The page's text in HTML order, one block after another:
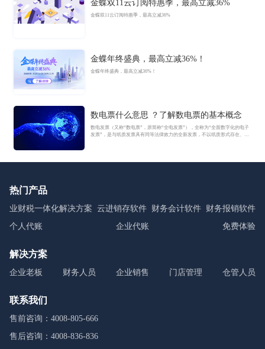
金蝶双11云订阅特惠季，最高立减36%
金蝶双11云订阅特惠季，最高立减36%
金蝶年终盛典，最高立减36%！
金蝶年终盛典，最高立减36%！
数电票什么意思 ？了解数电票的基本概念
数电发票（又称“数电票”，原简称“全电发票”），全称为“全面数字化的电子
发票”，是与纸质发票具有同等法律效力的全新发票，不以纸质形式存在、不
热门产品
业财税一体化解决方案 云进销存软件 财务会计软件 财务报销软件
个人代账
企业代账 免费体验
解决方案
企业老板 财务人员 企业销售 门店管理 仓管人员
联系我们
售前咨询：4008-805-666
售后咨询：4008-836-836